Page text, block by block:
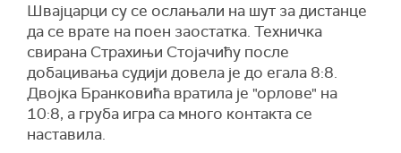
Швајцарци су се ослањали на шут за дистанце
да се врате на поен заостатка. Техничка
свирана Страхињи Стојачићу после
добацивања судији довела је до егала 8:8.
Двојка Бранковића вратила је "орлове" на
10:8, а груба игра са много контакта се
наставила.